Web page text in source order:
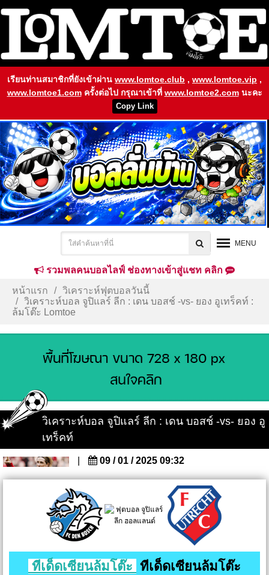
เรียนท่านสมาชิกที่ยังเข้าผ่าน www.lomtoe.club , www.lomtoe.vip ,
www.lomtoe1.com ครั้งต่อไป กรุณาเข้าที่ www.lomtoe2.comนะคะ
Copy Link
MENU
รวมพลคนบอลไลฟ์ ช่องทางเข้าสู่แชท คลิก
หน้าแรก
วิเคราะห์ฟุตบอลวันนี้
วิเคราะห์บอล จูปิแลร์ ลีก : เดน บอสช์ -vs- ยอง อูเทร็คท์ :
ล้มโต๊ะ Lomtoe
วิเคราะห์บอล จูปิแลร์ ลีก : เดน บอสช์ -vs- ยอง อู
เทร็คท์
09 / 01 / 2025 09:32
ทีเด็ดเซียนล้มโต๊ะ ทีเด็ดเซียนล้มโต๊ะ